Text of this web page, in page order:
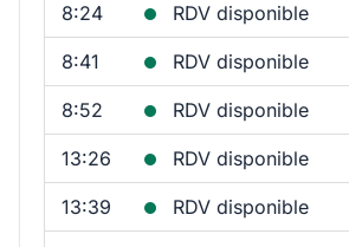
8:24 RDV disponible
8:41 RDV disponible
8:52 RDV disponible
13:26 RDV disponible
13:39 RDV disponible